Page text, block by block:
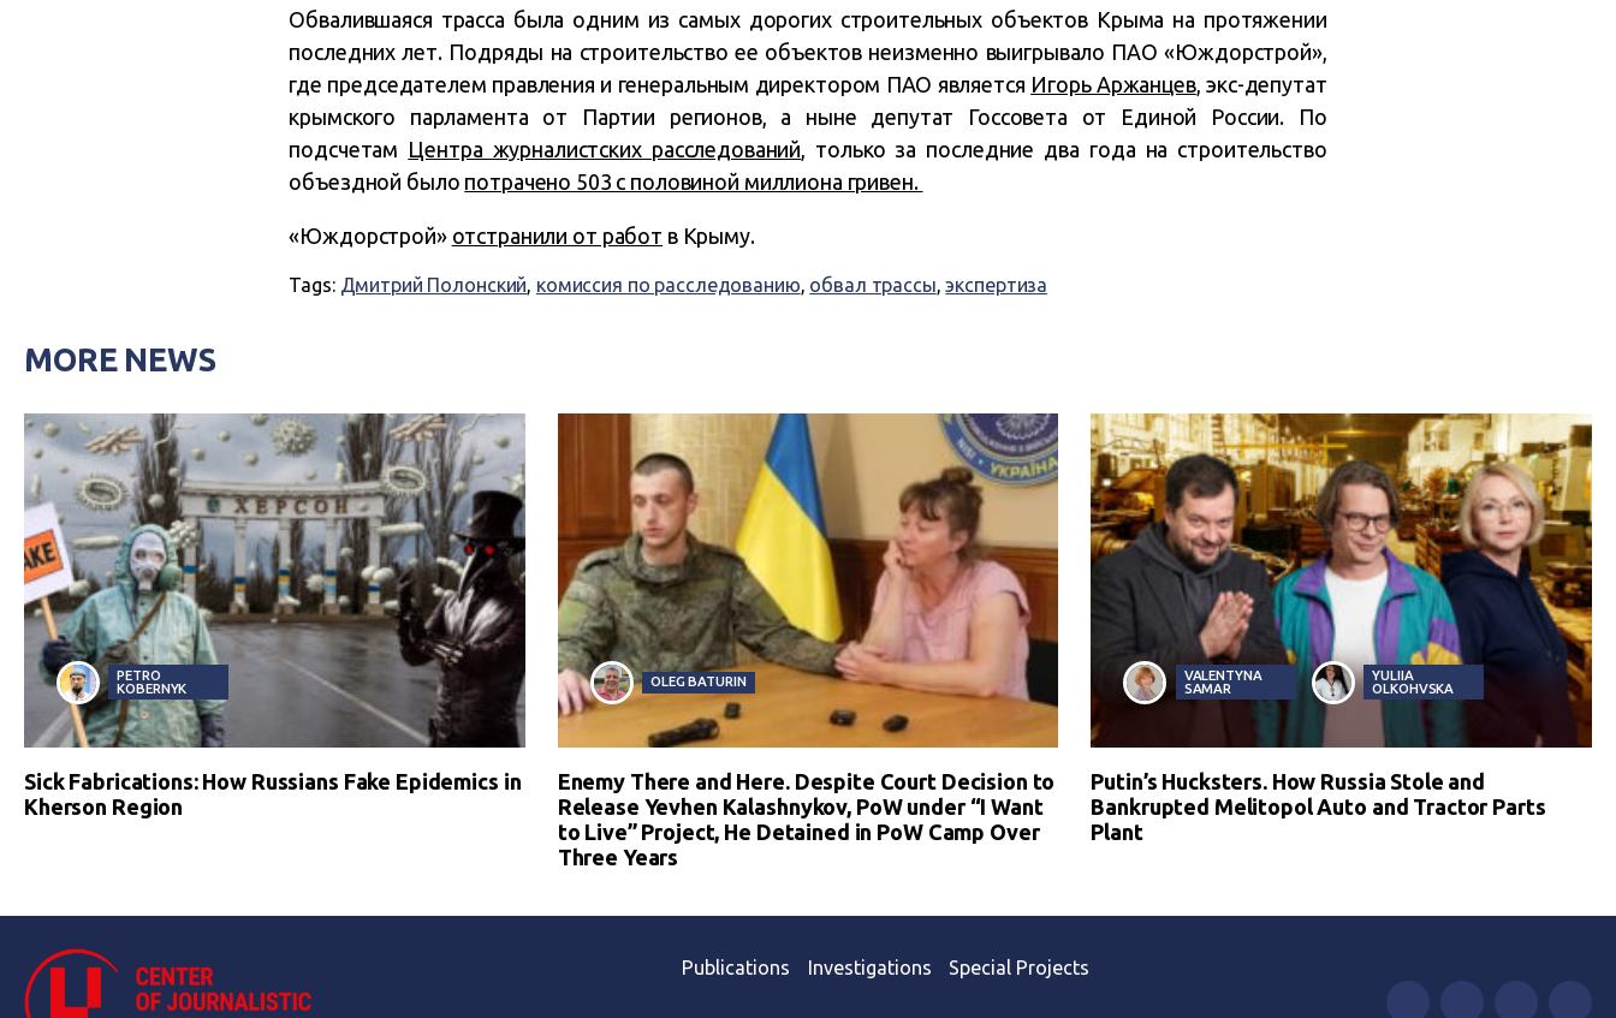
Обвалившаяся трасса была одним из самых дорогих строительных объектов Крыма на протяжении
последних лет. Подряды на строительство ее объектов неизменно выигрывало ПАО «Юждорстрой»,
где председателем правления и генеральным директором ПАО является Игорь Аржанцев, экс-депутат
крымского парламента от Партии регионов, а ныне депутат Госсовета от Единой России. По
подсчетам Центра журналистских расследований , только за последние два года на строительство
объездной было потрачено 503 с половиной миллиона гривен.
«Юждорстрой» отстранили от работ в Крыму.
Tags: Дмитрий Полонский комиссия по расследованию обвал трассы ,экспертиза
MORE NEWS
PETRO
KOBERNYK
Sick Fabrications: How Russians Fake Epidemics in
Kherson Region
OLEG BATURIN
Enemy There and Here. Despite Court Decision to
Release Yevhen Kalashnykov, PoW under “I Want
to Live” Project, He Detained in PoW Camp Over
Three Years
VALENTYNA
SAMAR
YULIIA
OLKOHVSKA
Putin’s Hucksters. How Russia Stole and
Bankrupted Melitopol Auto and Tractor Parts
Plant
Publications Investigations Special Projects